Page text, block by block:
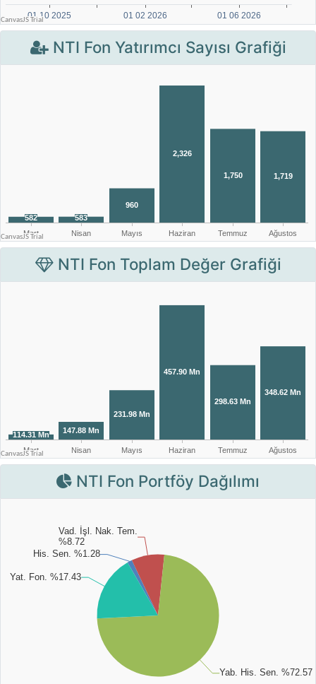
NTI Fon Yatırımcı Sayısı Grafiği
NTI Fon Toplam Değer Grafiği
NTI Fon Portföy Dağılımı